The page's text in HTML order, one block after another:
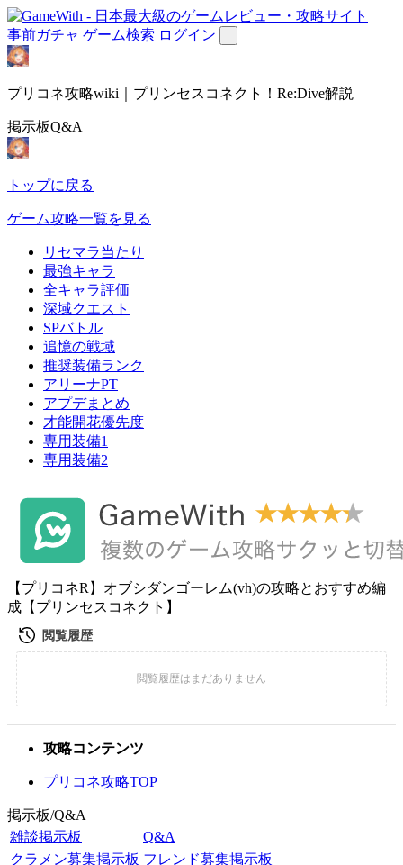
事前ガチャ ゲーム検索 ログイン
プリコネ攻略wiki｜プリンセスコネクト！Re:Dive解説
掲示板Q&A
トップに戻る
ゲーム攻略一覧を見る
リセマラ当たり
最強キャラ
全キャラ評価
深域クエスト
SPバトル
追憶の戦域
推奨装備ランク
アリーナPT
アプデまとめ
才能開花優先度
専用装備1
専用装備2
【プリコネR】オブシダンゴーレム(vh)の攻略とおすすめ編
成【プリンセスコネクト】
攻略コンテンツ
プリコネ攻略TOP
掲示板/Q&A
雑談掲示板
Q&A
クラメン募集掲示板 フレンド募集掲示板